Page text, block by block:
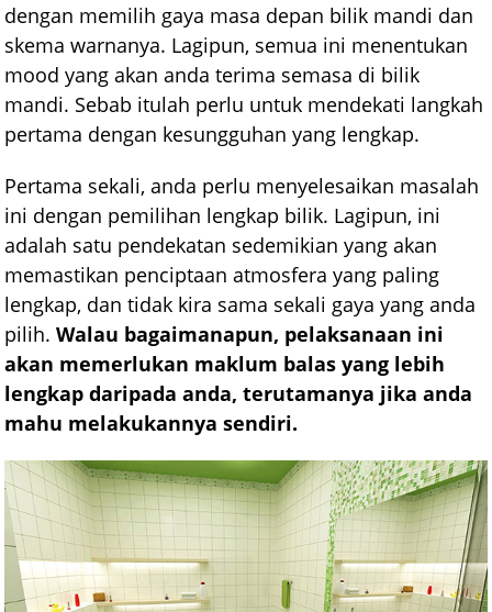
dengan memilih gaya masa depan bilik mandi dan
skema warnanya. Lagipun, semua ini menentukan
mood yang akan anda terima semasa di bilik
mandi. Sebab itulah perlu untuk mendekati langkah
pertama dengan kesungguhan yang lengkap.
Pertama sekali, anda perlu menyelesaikan masalah
ini dengan pemilihan lengkap bilik. Lagipun, ini
adalah satu pendekatan sedemikian yang akan
memastikan penciptaan atmosfera yang paling
lengkap, dan tidak kira sama sekali gaya yang anda
pilih.Walau bagaimanapun, pelaksanaan ini
akan memerlukan maklum balas yang lebih
lengkap daripada anda, terutamanya jika anda
mahu melakukannya sendiri.